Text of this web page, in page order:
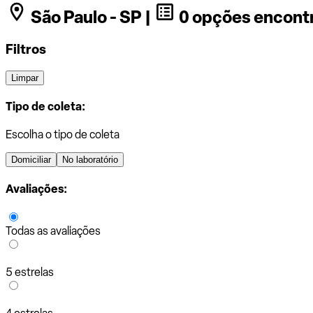
São Paulo - SP |
0 opções
Filtros
Limpar
Tipo de coleta:
Escolha o tipo de coleta
Domiciliar No laboratório
Avaliações:
Todas as avaliações
5 estrelas